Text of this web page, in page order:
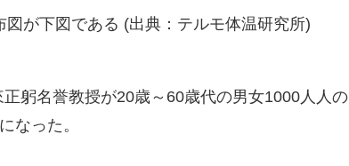
が下図である (出典：テルモ体温研究所)
正躬名誉教授が20歳～60歳代の男女1000人人の
なった。